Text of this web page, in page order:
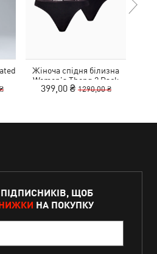
Жіноча спідня білизна
Women's Thong 2 Pack
399,00 ₴ 1290,00 ₴
ЩОБ
НА ПОКУПКУ